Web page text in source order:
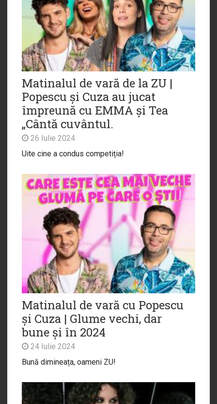
Matinalul de vară de la ZU |
Popescu și Cuza au jucat
împreună cu EMMA și Tea
„Cântă cuvântul.
26 Iulie 2024
Uite cine a condus competiția!
Matinalul de vară cu Popescu
și Cuza | Glume vechi, dar
bune și în 2024
24 Iulie 2024
Bună dimineața, oameni ZU!